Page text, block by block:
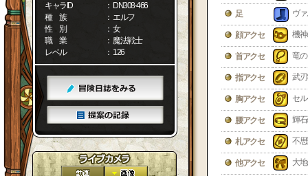
キャラID
： DN308-466
種 族
： エルフ
性 別
： 女
職 業
： 魔法戦士
レベル
： 126
足 ヴ
顔アクセ 機
首アクセ 竜
指アクセ 武
胸アクセ セ
腰アクセ 輝
札アクセ 不
他アクセ 大